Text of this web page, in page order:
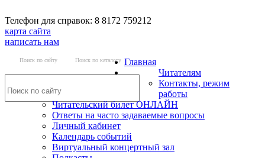
Телефон для справок: 8 8172 759212
карта сайта
написать нам
Поиск по сайту Поиск по каталогу Главная
Читателям
Контакты, режим
работы
Читательский билет ОНЛАЙН
Ответы на часто задаваемые вопросы
Личный кабинет
Календарь событий
Виртуальный концертный зал